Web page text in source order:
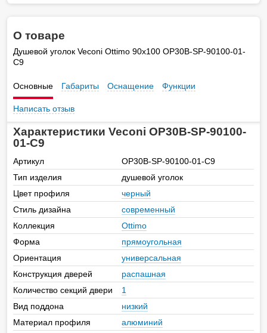
О товаре
Душевой уголок Veconi Ottimo 90х100 OP30B-SP-90100-01-
C9
Основные Габариты Оснащение Функции
Написать отзыв
Характеристики Veconi OP30B-SP-90100-
01-C9
Артикул
OP30B-SP-90100-01-C9
Тип изделия
душевой уголок
Цвет профиля
черный
Стиль дизайна
современный
Коллекция
Ottimo
Форма
прямоугольная
Ориентация
универсальная
Конструкция дверей
распашная
Количество секций двери
1
Вид поддона
низкий
Материал профиля
алюминий